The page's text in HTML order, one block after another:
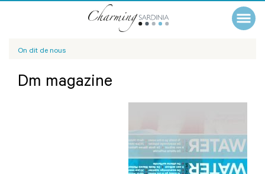
On dit de nous
Dm magazine